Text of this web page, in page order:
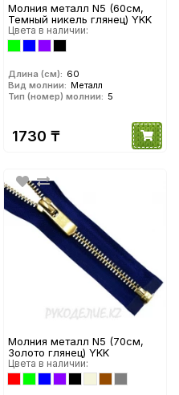
Молния металл N5 (60см,
Темный никель глянец) YKK
Цвета в наличии:
Длина (см): 60
Вид молнии: Металл
Тип (номер) молнии: 5
1730 ₸
Молния металл N5 (70см,
Золото глянец) YKK
Цвета в наличии: